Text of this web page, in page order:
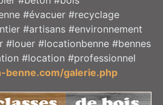
#évacuer #recyclage
#artisans #environnement
#louer #locationbenne #bennes
#location #professionnel
galerie.php